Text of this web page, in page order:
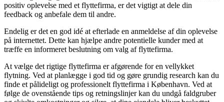
positiv oplevelse med et flyttefirma, er det vigtigt at dele din
feedback og anbefale dem til andre.
Endelig er det en god idé at efterlade en anmeldelse af din oplevelse
på internettet. Dette kan hjælpe andre potentielle kunder med at
træffe en informeret beslutning om valg af flyttefirma.
At vælge det rigtige flyttefirma er afgørende for en vellykket
flytning. Ved at planlægge i god tid og gøre grundig research kan du
finde et pålideligt og professionelt flyttefirma i København. Ved at
følge de ovenstående tips og retningslinjer kan du undgå faldgruber